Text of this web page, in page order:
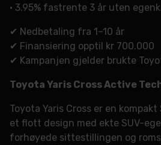
• 3.95% fastrente 3 år uten
✔ Nedbetaling fra 1–10 år
✔ Finansiering opptil kr 700.000
✔ Kampanjen gjelder brukte
Toyota Yaris Cross Active Tech
Toyota Yaris Cross er en
et flott design med ekte SUV-
forhøyede sittestillingen og